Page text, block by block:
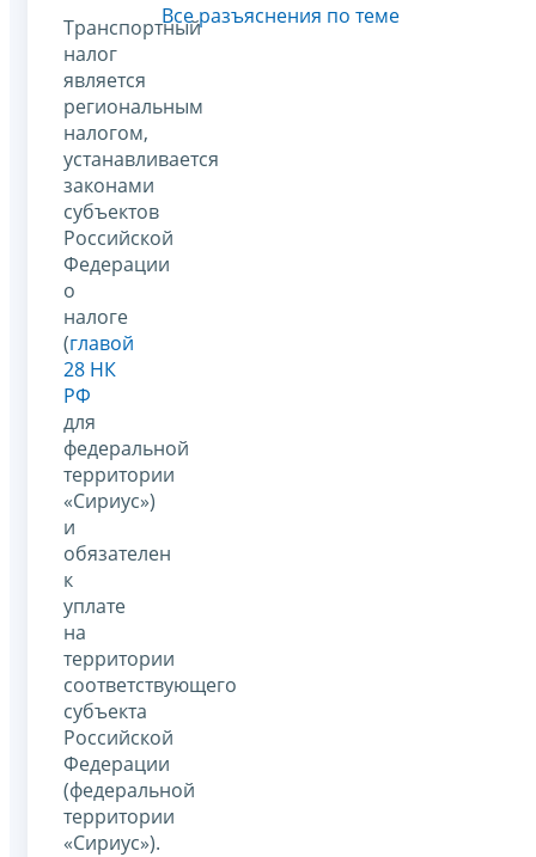
Транспортный
налог
является
региональным
налогом,
устанавливается
законами
субъектов
Российской
Федерации
о
налоге
(главой
28 НК
РФ
для
федеральной
территории
«Сириус»)
и
обязателен
к
уплате
на
территории
соответствующего
субъекта
Российской
Федерации
(федеральной
территории
«Сириус»).
Все разъяснения по теме